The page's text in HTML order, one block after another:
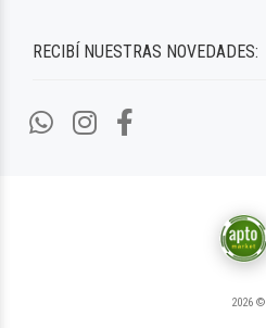
RECIBÍ NUESTRAS NOVEDADES:
2026 ©